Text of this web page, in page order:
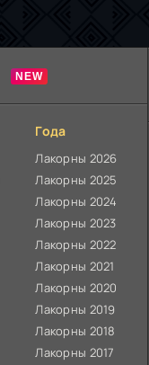
Года
Лакорны 2026
Лакорны 2025
Лакорны 2024
Лакорны 2023
Лакорны 2022
Лакорны 2021
Лакорны 2020
Лакорны 2019
Лакорны 2018
Лакорны 2017